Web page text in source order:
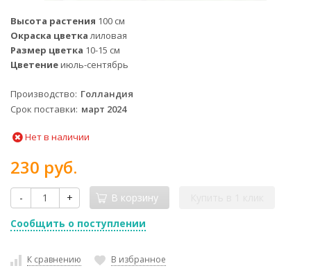
Высота растения 100 см
Окраска цветкалиловая
Размер цветка 10-15 см
Цветениеиюль-сентябрь
Производство Голландия
Срок поставки март 2024
Нет в наличии
230 руб.
- + В корзину
Сообщить о поступлении
К сравнению В избранное